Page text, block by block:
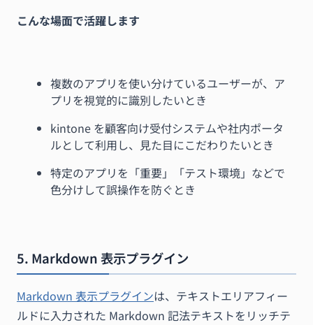
こんな場面で活躍します
複数のアプリを使い分けているユーザーが、ア
プリを視覚的に識別したいとき
kintone を顧客向け受付システムや社内ポータ
ルとして利用し、見た目にこだわりたいとき
特定のアプリを「重要」「テスト環境」などで
色分けして誤操作を防ぐとき
5. Markdown 表示プラグイン
Markdown 表示プラグインは、テキストエリアフィー
ルドに入力された Markdown 記法テキストをリッチテ